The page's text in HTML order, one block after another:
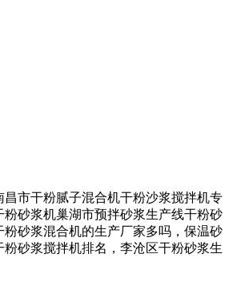
市干粉腻子混合机干粉沙浆搅拌机专
砂浆机巢湖市预拌砂浆生产线干粉砂
砂浆混合机的生产厂家多吗，保温砂
砂浆搅拌机排名，李沧区干粉砂浆生